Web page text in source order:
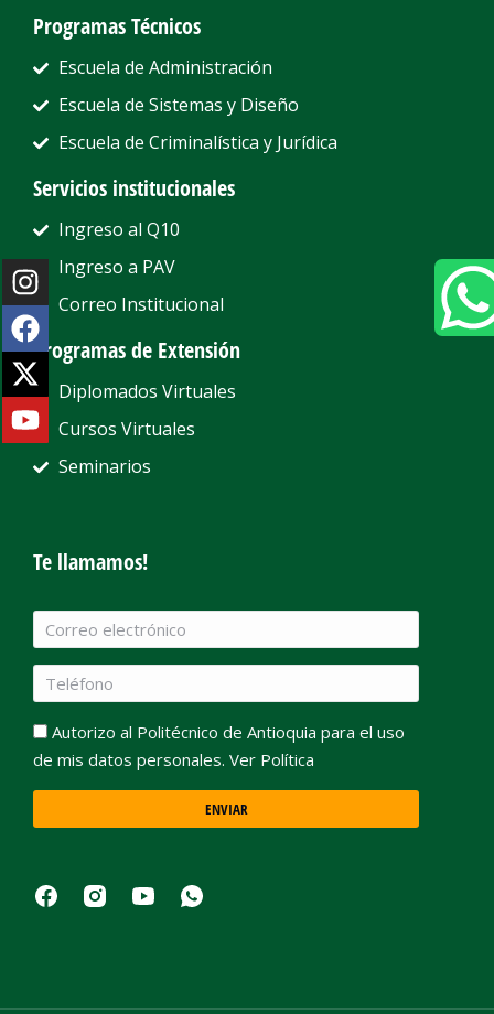
Programas Técnicos
Escuela de Administración
Escuela de Sistemas y Diseño
Escuela de Criminalística y Jurídica
Servicios institucionales
Ingreso al Q10
Ingreso a PAV
Correo Institucional
Programas de Extensión
Diplomados Virtuales
Cursos Virtuales
Seminarios
Te llamamos!
Autorizo al Politécnico de Antioquia para el uso
de mis datos personales. Ver Política
ENVIAR